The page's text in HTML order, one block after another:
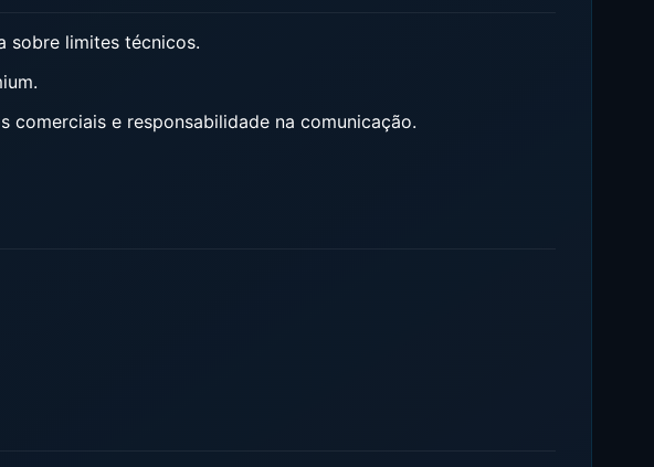
sobre limites técnicos.
comerciais e responsabilidade na comunicação.